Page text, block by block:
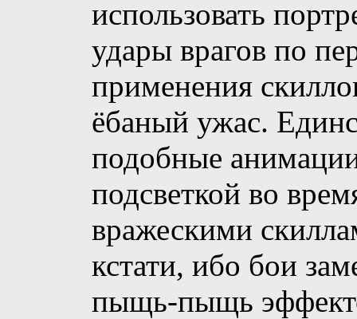
использовать
удары врагов по
применения
ёбаный ужас.
подобные
подсветкой во
вражескими
кстати, ибо бои
пыщь-пыщь